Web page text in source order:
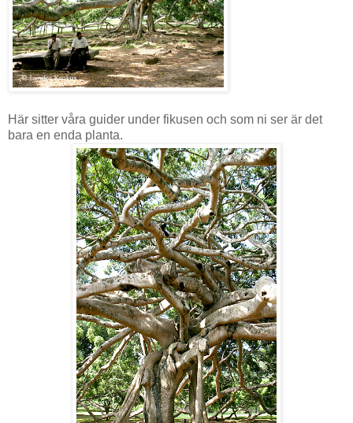
Här sitter våra guider under fikusen och som ni ser är det
bara en enda planta.